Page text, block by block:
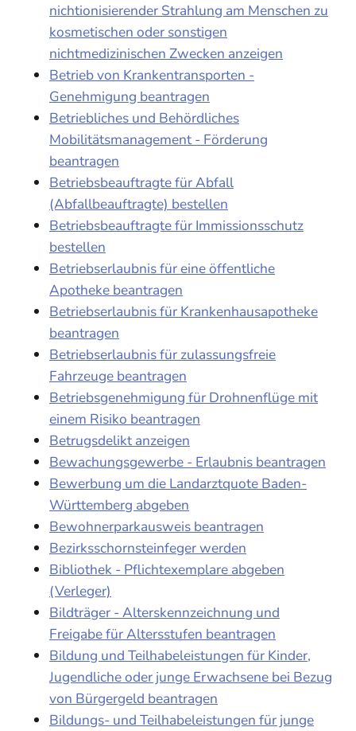
nichtionisierender Strahlung am Menschen zu
kosmetischen oder sonstigen
nichtmedizinischen Zwecken anzeigen
Betrieb von Krankentransporten -
Genehmigung beantragen
Betriebliches und Behördliches
Mobilitätsmanagement - Förderung
beantragen
Betriebsbeauftragte für Abfall
(Abfallbeauftragte) bestellen
Betriebsbeauftragte für Immissionsschutz
bestellen
Betriebserlaubnis für eine öffentliche
Apotheke beantragen
Betriebserlaubnis für Krankenhausapotheke
beantragen
Betriebserlaubnis für zulassungsfreie
Fahrzeuge beantragen
Betriebsgenehmigung für Drohnenflüge mit
einem Risiko beantragen
Betrugsdelikt anzeigen
Bewachungsgewerbe - Erlaubnis beantragen
Bewerbung um die Landarztquote Baden-
Württemberg abgeben
Bewohnerparkausweis beantragen
Bezirksschornsteinfeger werden
Bibliothek - Pflichtexemplare abgeben
(Verleger)
Bildträger - Alterskennzeichnung und
Freigabe für Altersstufen beantragen
Bildung und Teilhabeleistungen für Kinder,
Jugendliche oder junge Erwachsene bei Bezug
von Bürgergeld beantragen
Bildungs- und Teilhabeleistungen für junge